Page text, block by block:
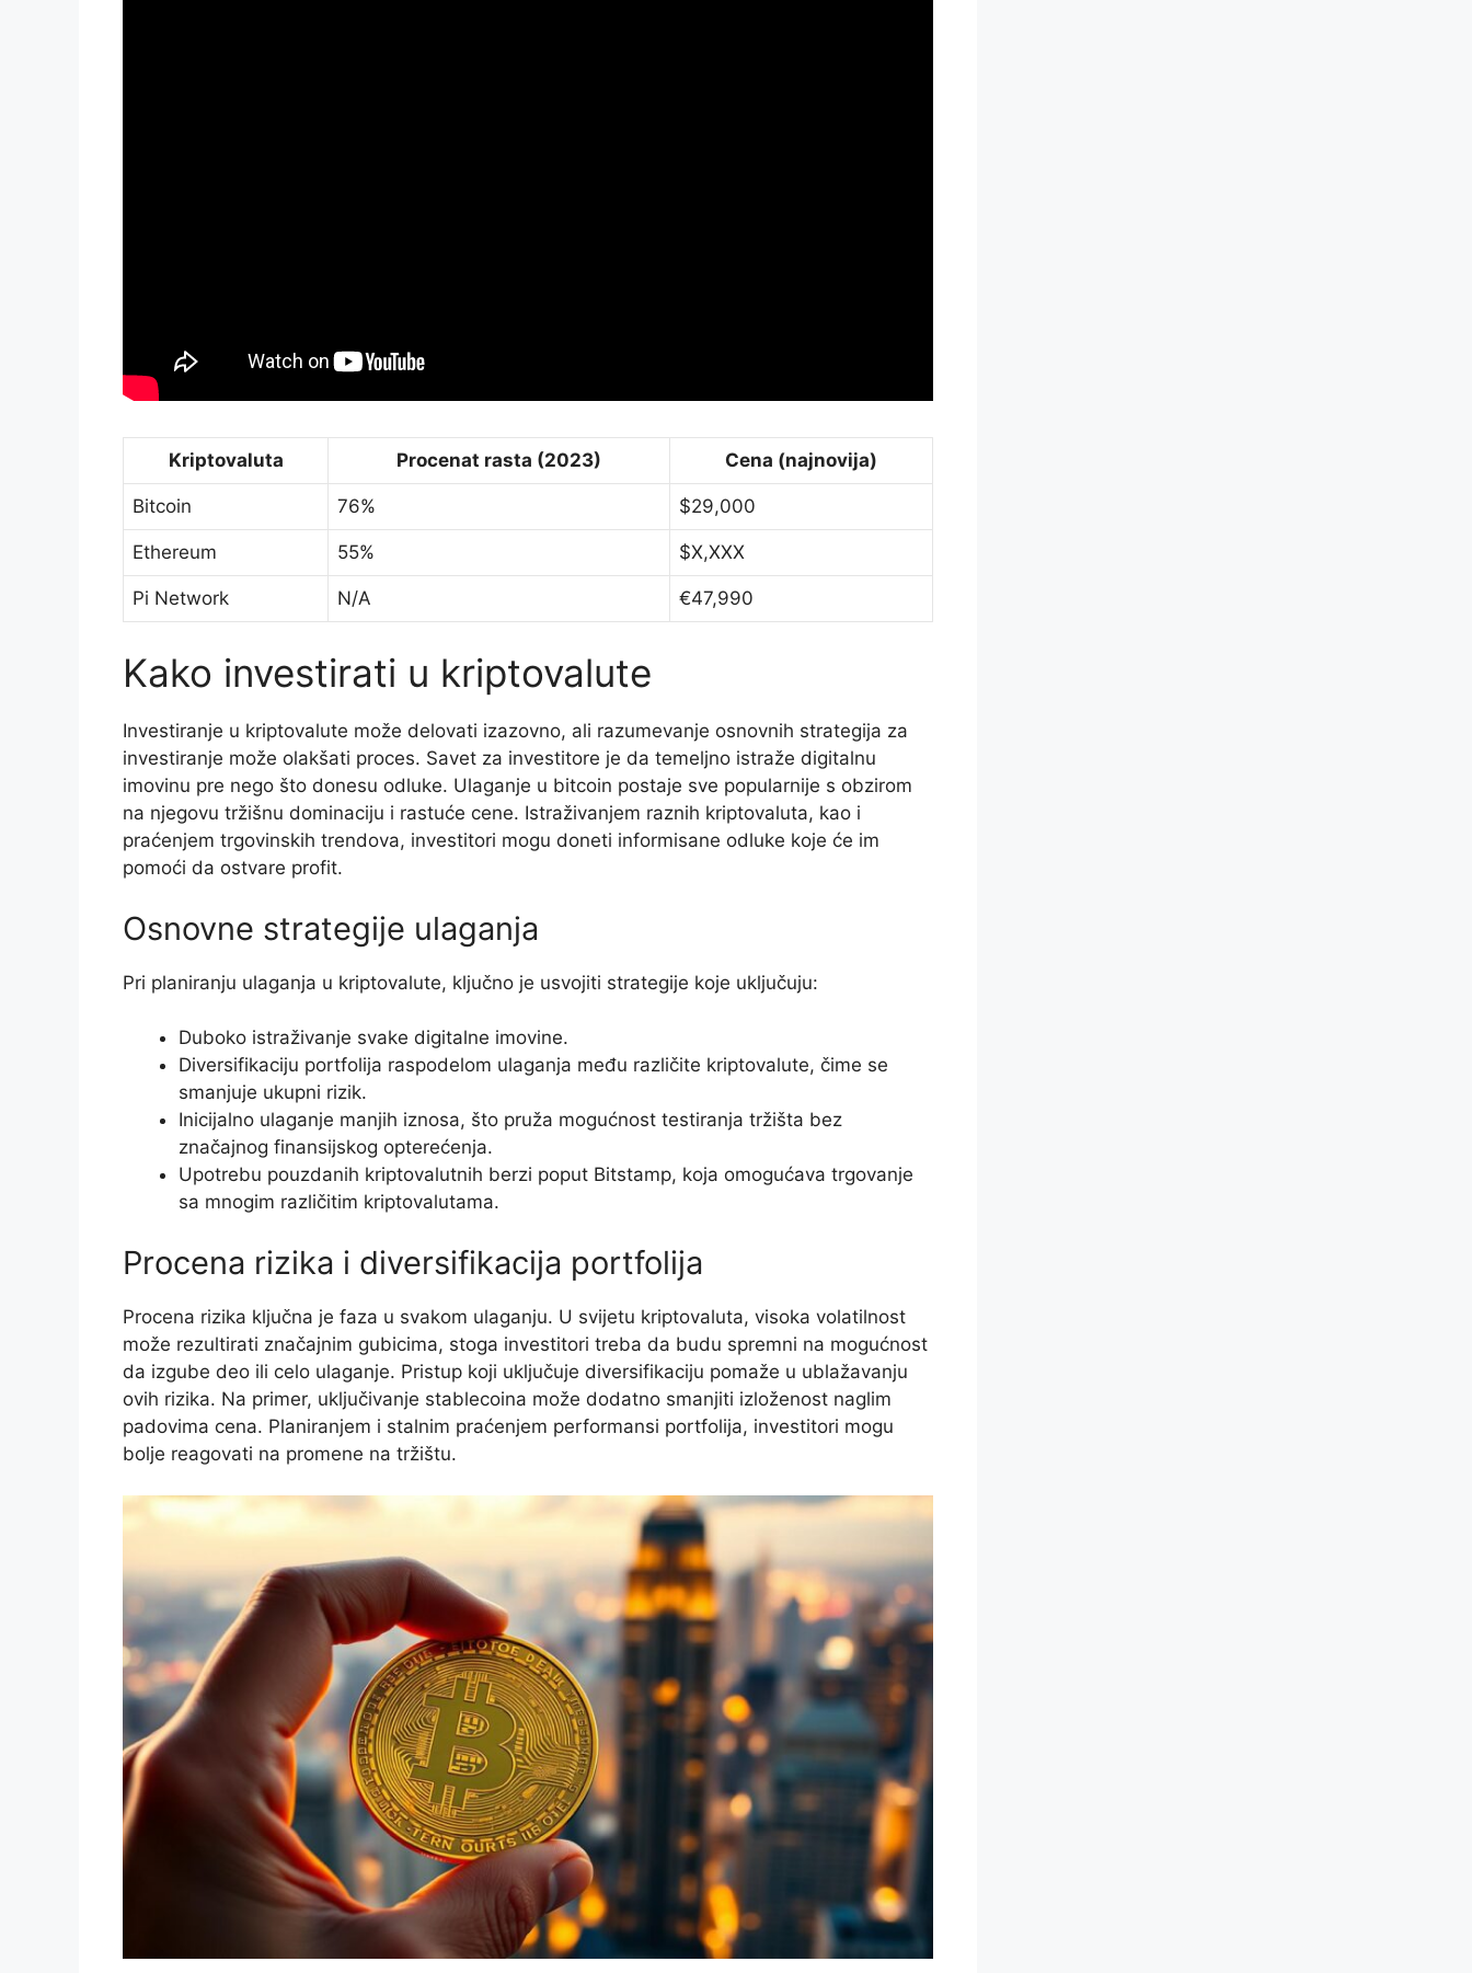
Kriptovaluta Procenat rasta (2023) Cena (najnovija)
Bitcoin 76% $29,000
Ethereum 55% $X,XXX
Pi Network N/A €47,990
Kako investirati u kriptovalute
Investiranje u kriptovalute može delovati izazovno, ali razumevanje osnovnih strategija za
investiranje može olakšati proces. Savet za investitore je da temeljno istraže digitalnu
imovinu pre nego što donesu odluke. Ulaganje u bitcoin postaje sve popularnije s obzirom
na njegovu tržišnu dominaciju i rastuće cene. Istraživanjem raznih kriptovaluta, kao i
praćenjem trgovinskih trendova, investitori mogu doneti informisane odluke koje će im
pomoći da ostvare profit.
Osnovne strategije ulaganja
Pri planiranju ulaganja u kriptovalute, ključno je usvojiti strategije koje uključuju:
Duboko istraživanje svake digitalne imovine.
Diversifikaciju portfolija raspodelom ulaganja među različite kriptovalute, čime se
smanjuje ukupni rizik.
Inicijalno ulaganje manjih iznosa, što pruža mogućnost testiranja tržišta bez
značajnog finansijskog opterećenja.
Upotrebu pouzdanih kriptovalutnih berzi poput Bitstamp, koja omogućava trgovanje
sa mnogim različitim kriptovalutama.
Procena rizika i diversifikacija portfolija
Procena rizika ključna je faza u svakom ulaganju. U svijetu kriptovaluta, visoka volatilnost
može rezultirati značajnim gubicima, stoga investitori treba da budu spremni na mogućnost
da izgube deo ili celo ulaganje. Pristup koji uključuje diversifikaciju pomaže u ublažavanju
ovih rizika. Na primer, uključivanje stablecoina može dodatno smanjiti izloženost naglim
padovima cena. Planiranjem i stalnim praćenjem performansi portfolija, investitori mogu
bolje reagovati na promene na tržištu.